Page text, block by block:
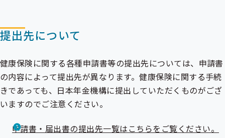
提出先について
健康保険に関する各種申請書等の提出先については、申請書
の内容によって提出先が異なります。健康保険に関する手続
きであっても、日本年金機構に提出していただくものがござ
いますのでご注意ください。
申請書・届出書の提出先一覧はこちらをご覧ください。